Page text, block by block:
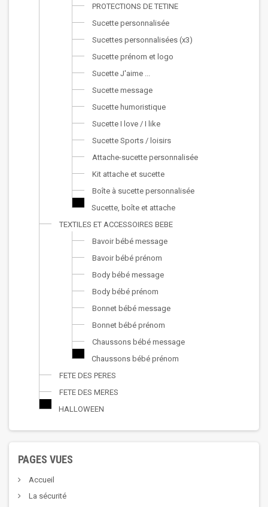
PROTECTIONS DE TETINE
Sucette personnalisée
Sucettes personnalisées (x3)
Sucette prénom et logo
Sucette J'aime ...
Sucette message
Sucette humoristique
Sucette I love / I like
Sucette Sports / loisirs
Attache-sucette personnalisée
Kit attache et sucette
Boîte à sucette personnalisée
Sucette, boîte et attache
TEXTILES ET ACCESSOIRES BEBE
Bavoir bébé message
Bavoir bébé prénom
Body bébé message
Body bébé prénom
Bonnet bébé message
Bonnet bébé prénom
Chaussons bébé message
Chaussons bébé prénom
FETE DES PERES
FETE DES MERES
HALLOWEEN
PAGES VUES
Accueil
La sécurité